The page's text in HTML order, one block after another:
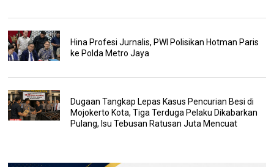
Hina Profesi Jurnalis, PWI Polisikan Hotman Paris
ke Polda Metro Jaya
Dugaan Tangkap Lepas Kasus Pencurian Besi di
Mojokerto Kota, Tiga Terduga Pelaku Dikabarkan
Pulang, Isu Tebusan Ratusan Juta Mencuat